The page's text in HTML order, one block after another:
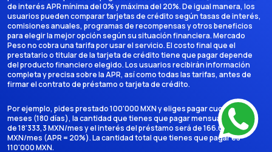
de interés APR mínima del 0% y máxima del 20%. De igual manera, los
usuarios pueden comparar tarjetas de crédito según tasas de interés,
comisiones anuales, programas de recompensas y otros beneficios
para elegir la mejor opción según su situación financiera. Mercado
Peso no cobra una tarifa por usar el servicio. El costo final que el
prestatario o titular de la tarjeta de crédito tiene que pagar depende
del producto financiero elegido. Los usuarios recibirán información
completa y precisa sobre la APR, así como todas las tarifas, antes de
firmar el contrato de préstamo o tarjeta de crédito.
Por ejemplo, pides prestado 100'000 MXN y eliges pagar cuotas en 6
meses (180 días), la cantidad que tienes que pagar mensualmente es
de 18'333,3 MXN/mes y el interés del préstamo será de 166.666,7
MXN/mes (APR = 20%). La cantidad total que tienes que pagar es
110'000 MXN.